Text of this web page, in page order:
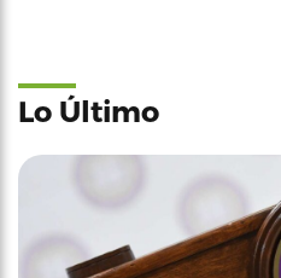
Lo Último